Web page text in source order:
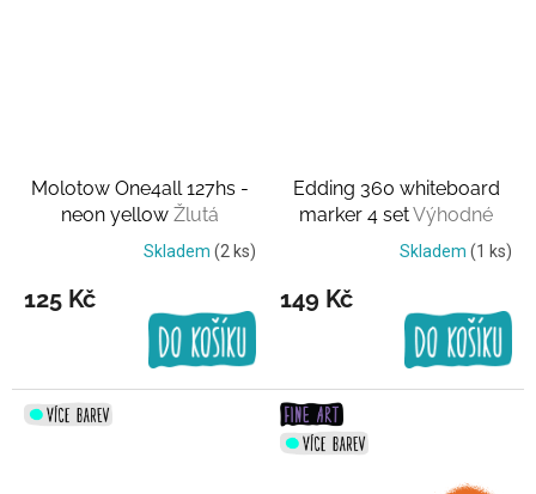
Molotow One4all 127hs -
neon yellow Žlutá
Skladem (2 ks)
125 Kč
Edding 360 whiteboard
marker 4 setVýhodné
baleníSkladem (1 ks)
149 Kč